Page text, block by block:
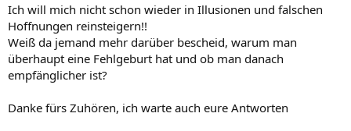
Ich will mich nicht schon wieder in Illusionen und falschen
Hoffnungen reinsteigern!!
Weiß da jemand mehr darüber bescheid, warum man
überhaupt eine Fehlgeburt hat und ob man danach
empfänglicher ist?
Danke fürs Zuhören, ich warte auch eure Antworten